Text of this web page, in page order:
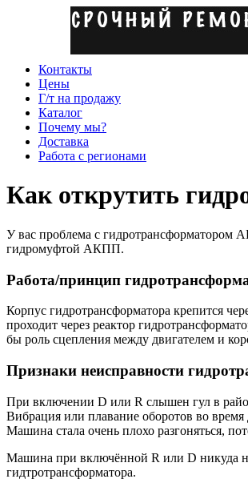
Контакты
Цены
Г/т на продажу
Каталог
Почему мы?
Доставка
Работа с регионами
Как открутить
У вас проблема с гидротрансформатором
гидромуфтой АКПП.
Работа/принцип
Корпус гидротрансформатора крепится
проходит через реактор
бы роль сцепления между двигателем и
Признаки неисправности
При включении D или R слышен гул в
Вибрация или плавание оборотов во
Машина стала очень плохо разгоняться,
Машина при включённой R или D никуда не
гидтротрансформатора.